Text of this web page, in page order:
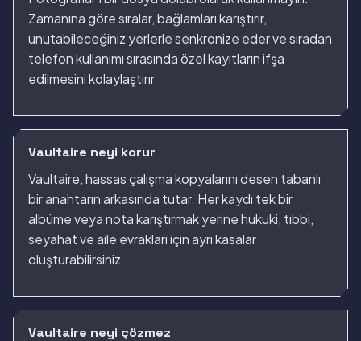
Zamanına göre sıralar, bağlamları karıştırır,
unutabileceğiniz yerlerle senkronize eder ve sıradan
telefon kullanımı sırasında özel kayıtların ifşa
edilmesini kolaylaştırır.
Vaultaire neyi korur
Vaultaire, hassas çalışma kopyalarını desen tabanlı
bir anahtarın arkasında tutar. Her kaydı tek bir
albüme veya nota karıştırmak yerine hukuki, tıbbi,
seyahat ve aile evrakları için ayrı kasalar
oluşturabilirsiniz.
Vaultaire neyi çözmez